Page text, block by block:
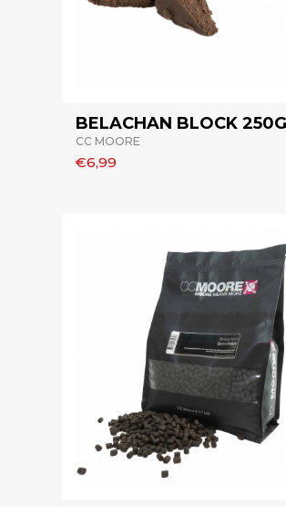
BELACHAN BLOCK 250G
CC MOORE
€6,99